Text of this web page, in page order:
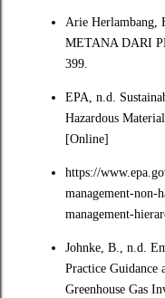
Arie Herlambang,
METANA DARI
399.
EPA, n.d.
Hazardous
[Online]
https://
management-non-
management-
Johnke, B., n.d.
Practice Guidance
Greenhouse Gas